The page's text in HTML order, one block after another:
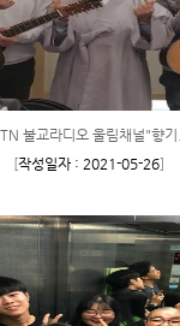
불교라디오 울림채널"향기..
[작성일자 : 2021-05-26]